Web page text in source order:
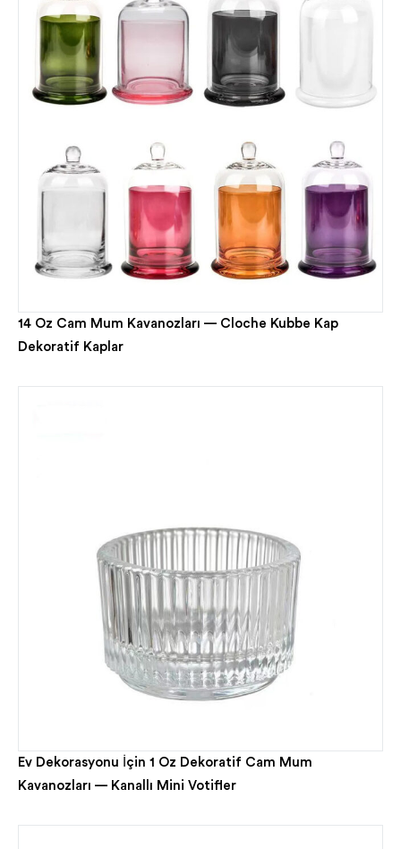
14 Oz Cam Mum Kavanozları — Cloche Kubbe Kap
Dekoratif Kaplar
Ev Dekorasyonu İçin 1 Oz Dekoratif Cam Mum
Kavanozları — Kanallı Mini Votifler